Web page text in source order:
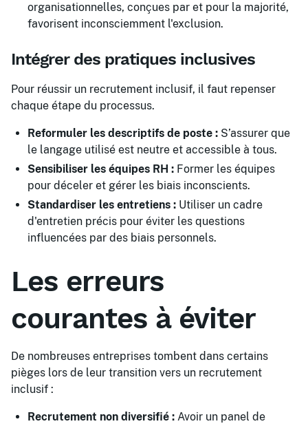
organisationnelles, conçues par et pour la majorité,
favorisent inconsciemment l'exclusion.
Intégrer des pratiques inclusives
Pour réussir un recrutement inclusif, il faut repenser
chaque étape du processus.
Reformuler les descriptifs de poste : S’assurer que
le langage utilisé est neutre et accessible à tous.
Sensibiliser les équipes RH : Former les équipes
pour déceler et gérer les biais inconscients.
Standardiser les entretiens : Utiliser un cadre
d'entretien précis pour éviter les questions
influencées par des biais personnels.
Les erreurs
courantes à éviter
De nombreuses entreprises tombent dans certains
pièges lors de leur transition vers un recrutement
inclusif :
Recrutement non diversifié : Avoir un panel de